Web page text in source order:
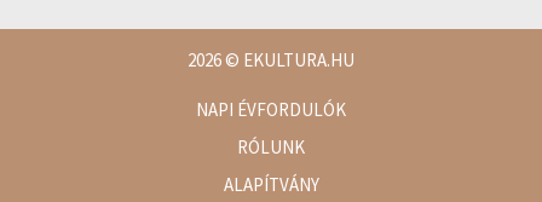
2026© EKULTURA.HU
NAPI ÉVFORDULÓK
RÓLUNK
ALAPÍTVÁNY